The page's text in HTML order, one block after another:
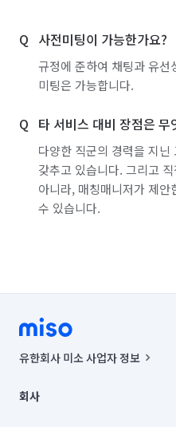
사전미팅이 가능한가요?
규정에 준하여 채팅과 유선
미팅은 가능합니다.
타 서비스 대비 장점은 무
다양한 직군의 경력을 지
갖추고 있습니다. 그리고
아니라, 매칭매니저가 제
수 있습니다.
유한회사 미소 사업자 정보
00019 |
회사